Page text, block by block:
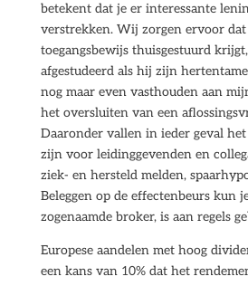
betekent dat je er interessante
verstrekken. Wij zorgen ervoor
toegangsbewijs thuisgestuurd
afgestudeerd als hij zijn
nog maar even vasthouden aan
het oversluiten van een
Daaronder vallen in ieder geval
zijn voor leidinggevenden en
ziek- en hersteld melden,
Beleggen op de effectenbeurs kun
zogenaamde broker, is aan regels
Europese aandelen met hoog
een kans van 10% dat het